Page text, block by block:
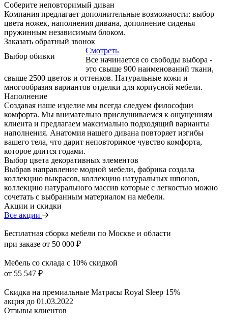
Соберите неповторимый диван
Компания предлагает дополнительные возможности: выбор
цвета ножек, наполнения дивана, дополнение сиденья
пружинным независимым блоком.
Заказать обратный звонок
Выбор обивки
Смотреть
Все начинается со свободы выбора -
это свыше 900 наименований ткани,
свыше 2500 цветов и оттенков. Натуральные кожи и
многообразия вариантов отделки для корпусной мебели.
Наполнение
Создавая наше изделие мы всегда следуем философии
комфорта. Мы внимательно прислушиваемся к ощущениям
клиента и предлагаем максимально подходящий варианты
наполнения. Анатомия нашего дивана повторяет изгибы
вашего тела, что дарит неповторимое чувство комфорта,
которое длится годами.
Выбор цвета декоративных элементов
Выбрав направление модной мебели, фабрика создала
коллекцию выкрасов, коллекцию натуральных шпонов,
коллекцию натурального массив которые с легкостью можно
сочетать с выбранным материалом на мебели.
Акции и скидки
Все акции
Бесплатная сборка мебели по Москве и области
при заказе от 50 000 ₽
Мебель со склада с 10% скидкой
от 55 547 ₽
Скидка на премиальные Матрасы Royal Sleep 15%
акция до 01.03.2022
Отзывы клиентов